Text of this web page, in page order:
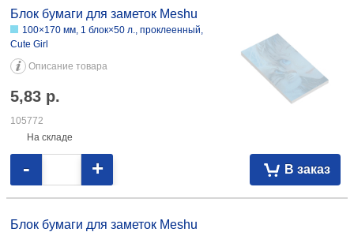
Блок бумаги для заметок Meshu
100×170 мм, 1 блок×50 л., проклеенный,
Сute Girl
Описание товара
5,83 р.
105772
На складе
В заказ
- +
Блок бумаги для заметок Meshu